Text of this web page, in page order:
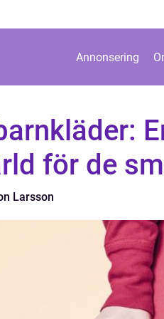
Annonsering
för de
Larsson